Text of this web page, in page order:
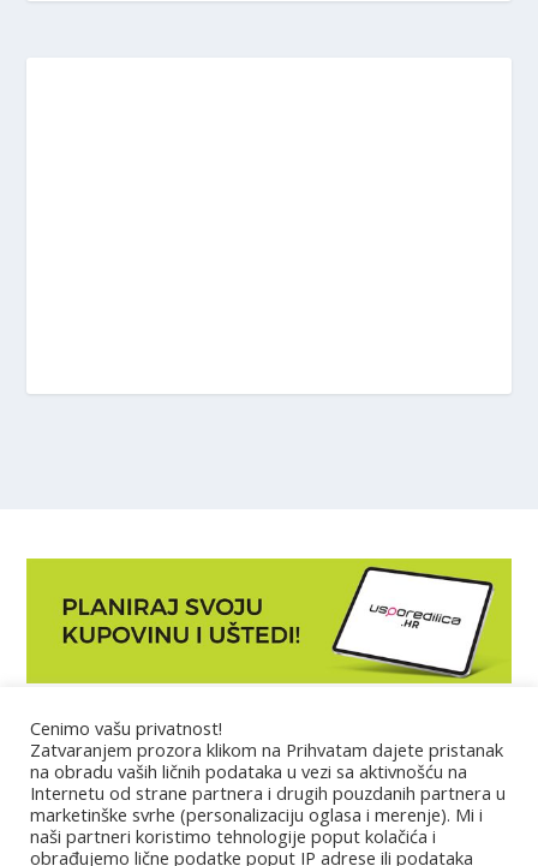
Marketing
Impressum
Cenimo vašu privatnost!
Zatvaranjem prozora klikom na Prihvatam dajete pristanak
na obradu vaših ličnih podataka u vezi sa aktivnošću na
Internetu od strane partnera i drugih pouzdanih partnera u
marketinške svrhe (personalizaciju oglasa i merenje). Mi i
naši partneri koristimo tehnologije poput kolačića i
obrađujemo lične podatke poput IP adrese ili podataka